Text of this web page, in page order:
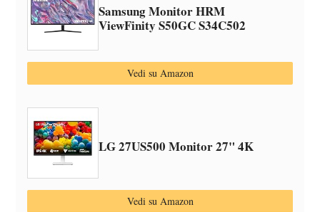
Samsung Monitor HRM
ViewFinity S50GC S34C502
Vedi su Amazon
LG 27US500 Monitor 27" 4K
Vedi su Amazon